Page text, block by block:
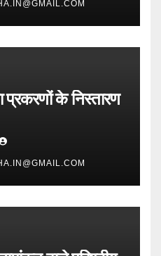
प्रकरणों के निस्तारण